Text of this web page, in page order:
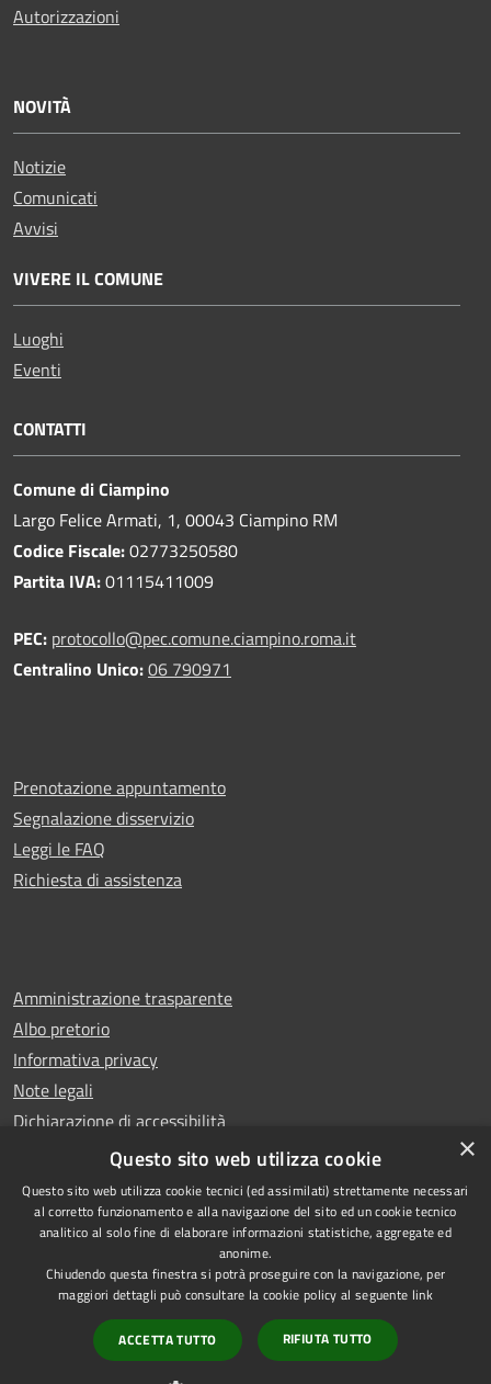
Autorizzazioni
NOVITÀ
Notizie
Comunicati
Avvisi
VIVERE IL COMUNE
Luoghi
Eventi
CONTATTI
Comune di Ciampino
Largo Felice Armati, 1, 00043 Ciampino RM
Codice Fiscale:02773250580
Partita IVA:01115411009
PEC: protocollo@pec.comune.ciampino.roma.it
Centralino Unico:06 790971
Prenotazione appuntamento
Segnalazione disservizio
Leggi le FAQ
Richiesta di assistenza
Amministrazione trasparente
Albo pretorio
Informativa privacy
Note legali
Dichiarazione di accessibilità
Whistleblowing
Accessibilità
di Ciampino
Powered byMunicipium
• Accesso redazione
×
Questo sito web utilizza cookie
Questo sito web utilizza cookie tecnici (ed assimilati) strettamente necessari
al corretto funzionamento e alla navigazione del sito ed un cookie tecnico
analitico al solo fine di elaborare informazioni statistiche, aggregate ed
anonime.
Chiudendo questa finestra si potrà proseguire con la navigazione, per
maggiori dettagli può consultare la cookie policy al seguente link
ACCETTA TUTTO RIFIUTA TUTTO